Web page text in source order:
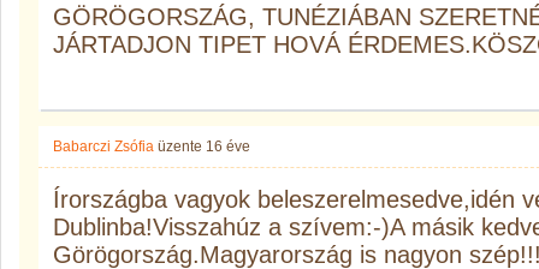
GÖRÖGORSZÁG, TUNÉZIÁBAN
JÁRTADJON TIPET HOVÁ
Babarczi Zsófia üzente 16 éve
Írországba vagyok beleszerelmesedve,idén
Dublinba!Visszahúz a szívem:-)A másik
Görögország.Magyarország is nagyon